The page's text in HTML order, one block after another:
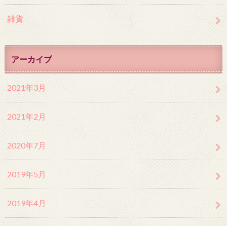
雑貨
アーカイブ
2021年3月
2021年2月
2020年7月
2019年5月
2019年4月